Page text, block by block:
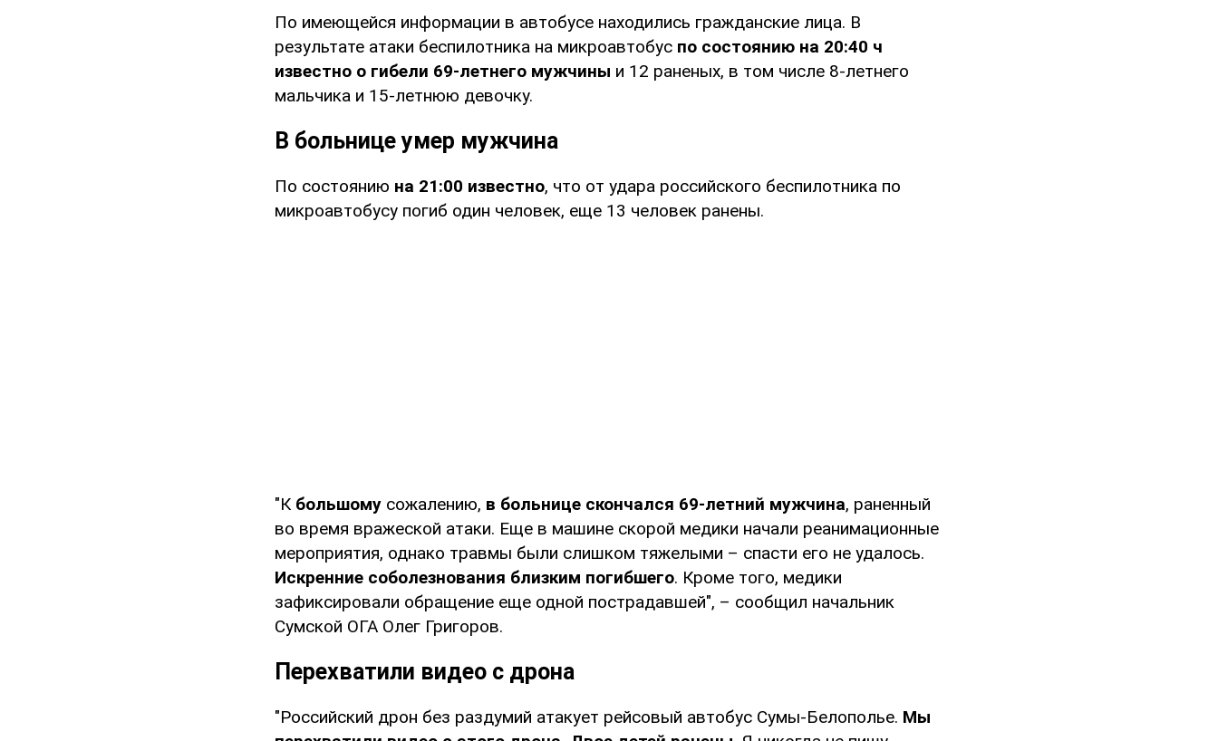
По имеющейся информации в автобусе находились гражданские лица. В
результате атаки беспилотника на микроавтобус по состоянию на 20:40 ч
известно о гибели 69-летнего мужчины и 12 раненых, в том числе 8-летнего
мальчика и 15-летнюю девочку.
В больнице умер мужчина
По состоянию на 21:00 известно, что от удара российского беспилотника по
микроавтобусу погиб один человек, еще 13 человек ранены.
"К большому сожалению, в больнице скончался 69-летний мужчина, раненный
во время вражеской атаки. Еще в машине скорой медики начали реанимационные
мероприятия, однако травмы были слишком тяжелыми – спасти его не удалось.
Искренние соболезнования близким погибшего. Кроме того, медики
зафиксировали обращение еще одной пострадавшей", – сообщил начальник
Сумской ОГА Олег Григоров.
Перехватили видео с дрона
"Российский дрон без раздумий атакует рейсовый автобус Сумы-Белополье. Мы